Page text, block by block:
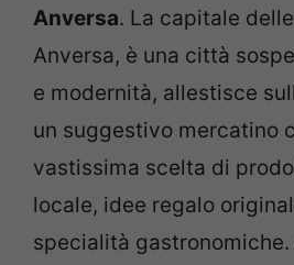
Anversa. La capitale
Anversa, è una città
e modernità, allestisce
un suggestivo mercatino
vastissima scelta di
locale, idee regalo
specialità gastronomiche.